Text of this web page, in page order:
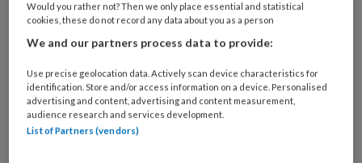
Kies
functie
Bij
welke
organisatie
werk
Would you rather not? Then we only place essential and statistical
cookies, these do not record any data about you as a person
We and our partners process data to provide:
Use precise geolocation data. Actively scan device characteristics for
identification. Store and/or access information on a device. Personalised
advertising and content, advertising and content measurement,
audience research and services development.
List of Partners (vendors)